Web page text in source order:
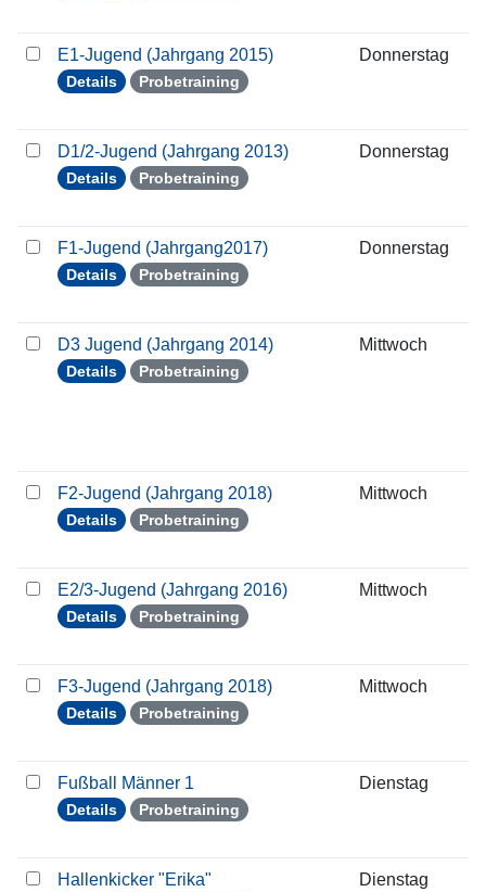
E1-Jugend (Jahrgang 2015)
Details Probetraining
Donnerstag
D1/2-Jugend (Jahrgang 2013)
Details Probetraining
Donnerstag
F1-Jugend (Jahrgang2017)
Details Probetraining
Donnerstag
D3 Jugend (Jahrgang 2014)
Details Probetraining
Mittwoch
F2-Jugend (Jahrgang 2018)
Details Probetraining
Mittwoch
E2/3-Jugend (Jahrgang 2016)
Details Probetraining
Mittwoch
F3-Jugend (Jahrgang 2018)
Details Probetraining
Mittwoch
Fußball Männer 1
Details Probetraining
Dienstag
Hallenkicker "Erika" Dienstag